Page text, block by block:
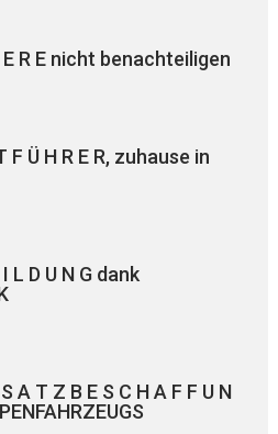
E R E nicht benachteiligen
F Ü H R E R, zuhause in
L D U N G dank
A T Z B E S C H A F F U N